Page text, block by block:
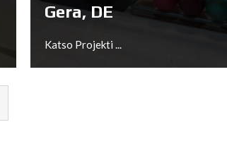
Gera, DE
Katso Projekti ...